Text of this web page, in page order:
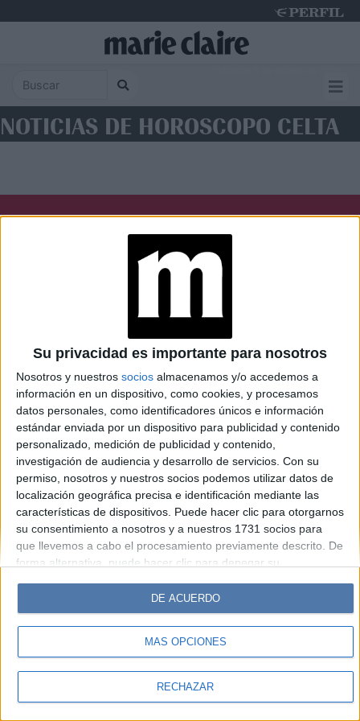
Su privacidad es importante para nosotros
Nosotros y nuestros socios almacenamos y/o accedemos a
información en un dispositivo, como cookies, y procesamos
datos personales, como identificadores únicos e información
estándar enviada por un dispositivo para publicidad y contenido
personalizado, medición de publicidad y contenido,
investigación de audiencia y desarrollo de servicios. Con su
permiso, nosotros y nuestros socios podemos utilizar datos de
localización geográfica precisa e identificación mediante las
características de dispositivos. Puede hacer clic para otorgarnos
su consentimiento a nosotros y a nuestros 1731 socios para
que llevemos a cabo el procesamiento previamente descrito. De
forma alternativa, puede hacer clic para denegar su
cambiar sus preferencias antes de otorgar su consentimiento.
Tenga en cuenta que algún procesamiento de sus datos
personales puede no requerir de su consentimiento, pero usted
tiene el derecho de rechazar tal procesamiento. Sus
sus preferencias o retirar su consentimiento en cualquier
MÁS OPCIONES
RECHAZAR
DE ACUERDO
NOTICIAS DE HOROSCOPO CELTA
Caras Noticias
Weekend Parabrisas
Look
Luz Mía Lunateen Break BATimes
© Perfil.com 2006-2019 - Todos los derechos reservados
Registro de Propiedad Intelectual: Nro. 5346433